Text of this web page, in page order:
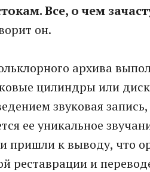
Все, о чем
он.
архива
цилиндры или
звуковая
ее уникальное
пришли к выводу, что
реставрации и